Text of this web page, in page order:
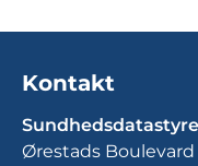
Kontakt
Ørestads Boulevard